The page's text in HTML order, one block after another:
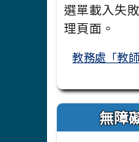
選單載入失
理頁面。
教務處「教
無障